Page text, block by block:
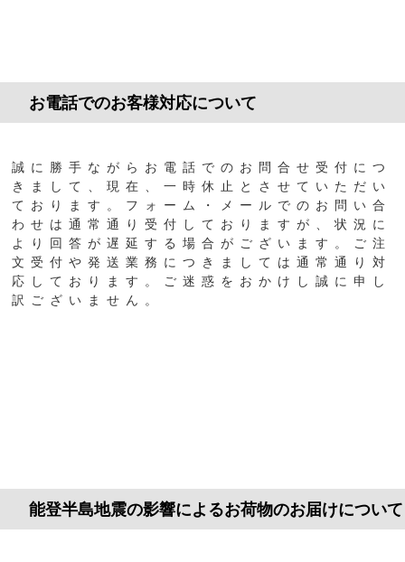
お電話でのお客様対応について
誠に勝手ながらお電話でのお問合せ受付につ
きまして、現在、一時休止とさせていただい
ております。フォーム・メールでのお問い合
わせは通常通り受付しておりますが、状況に
より回答が遅延する場合がございます。ご注
文受付や発送業務につきましては通常通り対
応しております。ご迷惑をおかけし誠に申し
訳ございません。
能登半島地震の影響によるお荷物のお届けについて